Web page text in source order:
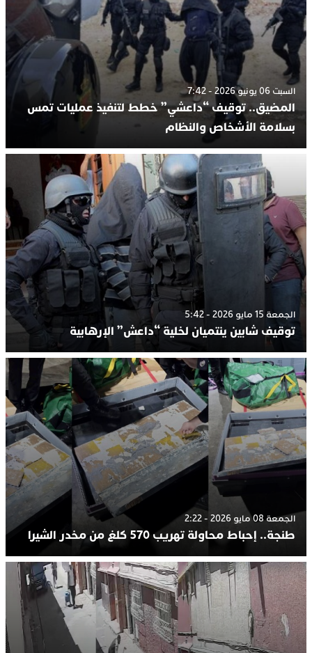
السبت 06 يونيو 2026 - 7:42
المضيق.. توقيف “داعشي” خطط لتنفيذ عمليات تمس
بسلامة الأشخاص والنظام
الجمعة 15 مايو 2026 - 5:42
توقيف شابين ينتميان لخلية “داعش” الإرهابية
الجمعة 08 مايو 2026 - 2:22
طنجة.. إحباط محاولة تهريب 570 كلغ من مخدر الشيرا